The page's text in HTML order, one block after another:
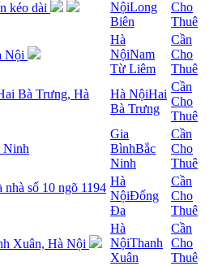
kéo dài
NộiLong
Biên
Cho
Thuê
Nội
Hà
NộiNam
Từ Liêm
Cần
Cho
Thuê
Bà Trưng, Hà
Hà NộiHai
Bà Trưng
Cần
Cho
Thuê
Ninh
Gia
BìnhBắc
Ninh
Cần
Cho
Thuê
số 10 ngõ 1194 Hà
NộiĐống
Đa
Cần
Cho
Thuê
Xuân, Hà Nội
Hà
NộiThanh
Xuân
Cần
Cho
Thuê